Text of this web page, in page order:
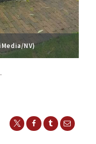
NV)